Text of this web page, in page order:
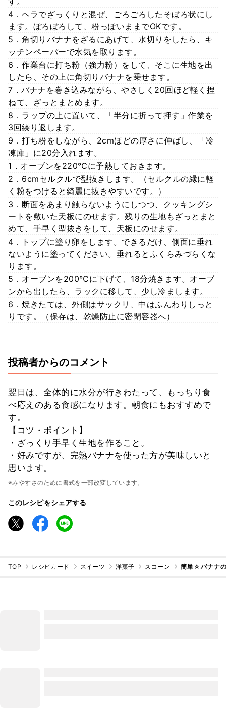
4．ヘラでざっくりと混ぜ、ごろごろしたそぼろ状にし
ます。ぼろぼろして、粉っぽいままでOKです。
5．角切りバナナをざるにあげて、水切りをしたら、キ
ッチンペーパーで水気を取ります。
6．作業台に打ち粉（強力粉）をして、そこに生地を出
したら、その上に角切りバナナを乗せます。
7．バナナを巻き込みながら、やさしく20回ほど軽く捏
ねて、ざっとまとめます。
8．ラップの上に置いて、「半分に折って押す」作業を
3回繰り返します。
9．打ち粉をしながら、2cmほどの厚さに伸ばし、「冷
凍庫」に20分入れます。
1．オーブンを220℃に予熱しておきます。
2．6cmセルクルで型抜きします。（セルクルの縁に軽
く粉をつけると綺麗に抜きやすいです。）
3．断面をあまり触らないようにしつつ、クッキングシ
ートを敷いた天板にのせます。残りの生地もざっとまと
めて、手早く型抜きをして、天板にのせます。
4．トップに塗り卵をします。できるだけ、側面に垂れ
ないように塗ってください。垂れるとふくらみづらくな
ります。
5．オーブンを200℃に下げて、18分焼きます。オーブ
ンから出したら、ラックに移して、少し冷まします。
6．焼きたては、外側はサックリ、中はふんわりしっと
りです。（保存は、乾燥防止に密閉容器へ）
投稿者からのコメント
翌日は、全体的に水分が行きわたって、もっちり食
べ応えのある食感になります。朝食にもおすすめで
す。
【コツ・ポイント】
・ざっくり手早く生地を作ること。
・好みですが、完熟バナナを使った方が美味しいと
思います。⁡⁡
※みやすさのために書式を一部改変しています。
このレシピをシェアする
TOP レシピカード スイーツ 洋菓子 スコーン 簡単☆バナナ